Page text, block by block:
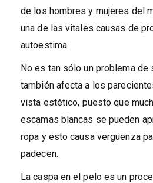
de los hombres y mujeres del
una de las vitales causas de
autoestima.
No es tan sólo un problema de
también afecta a los
vista estético, puesto que
escamas blancas se pueden
ropa y esto causa vergüenza
padecen.
La caspa en el pelo es un